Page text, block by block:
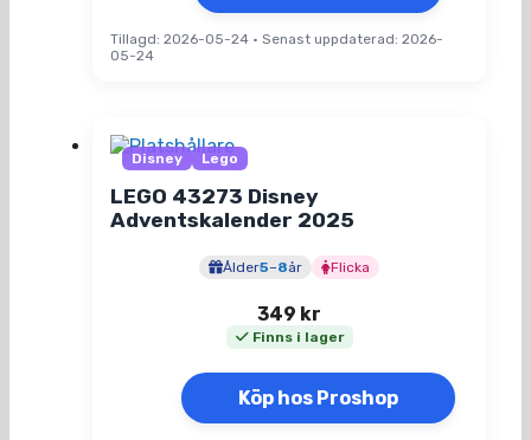
Tillagd: 2026-05-24 • Senast uppdaterad: 2026-
05-24
Disney Lego
LEGO 43273 Disney
Adventskalender 2025
Ålder5–8år Flicka
349 kr
Finns i lager
Köp hos Proshop